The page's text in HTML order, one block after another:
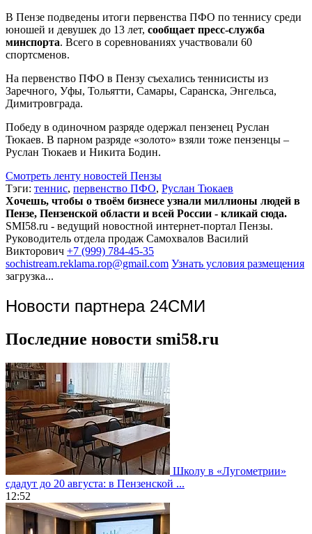
В Пензе подведены итоги первенства ПФО по теннису среди
юношей и девушек до 13 лет, сообщает пресс-служба
минспорта. Всего в соревнованиях участвовали 60
спортсменов.
На первенство ПФО в Пензу съехались теннисисты из
Заречного, Уфы, Тольятти, Самары, Саранска, Энгельса,
Димитровграда.
Победу в одиночном разряде одержал пензенец Руслан
Тюкаев. В парном разряде «золото» взяли тоже пензенцы –
Руслан Тюкаев и Никита Бодин.
Смотреть ленту новостей Пензы
Тэги: теннис, первенство ПФО, Руслан Тюкаев
Хочешь, чтобы о твоём бизнесе узнали миллионы людей в
Пензе, Пензенской области и всей России - кликай сюда.
SMI58.ru - ведущий новостной интернет-портал Пензы.
Руководитель отдела продаж Самохвалов Василий
Викторович +7 (999) 784-45-35
sochistream.reklama.rop@gmail.com Узнать условия размещения
загрузка...
Новости партнера 24СМИ
Последние новости smi58.ru
Школу в «Лугометрии»
сдадут до 20 августа: в Пензенской ...
12:52